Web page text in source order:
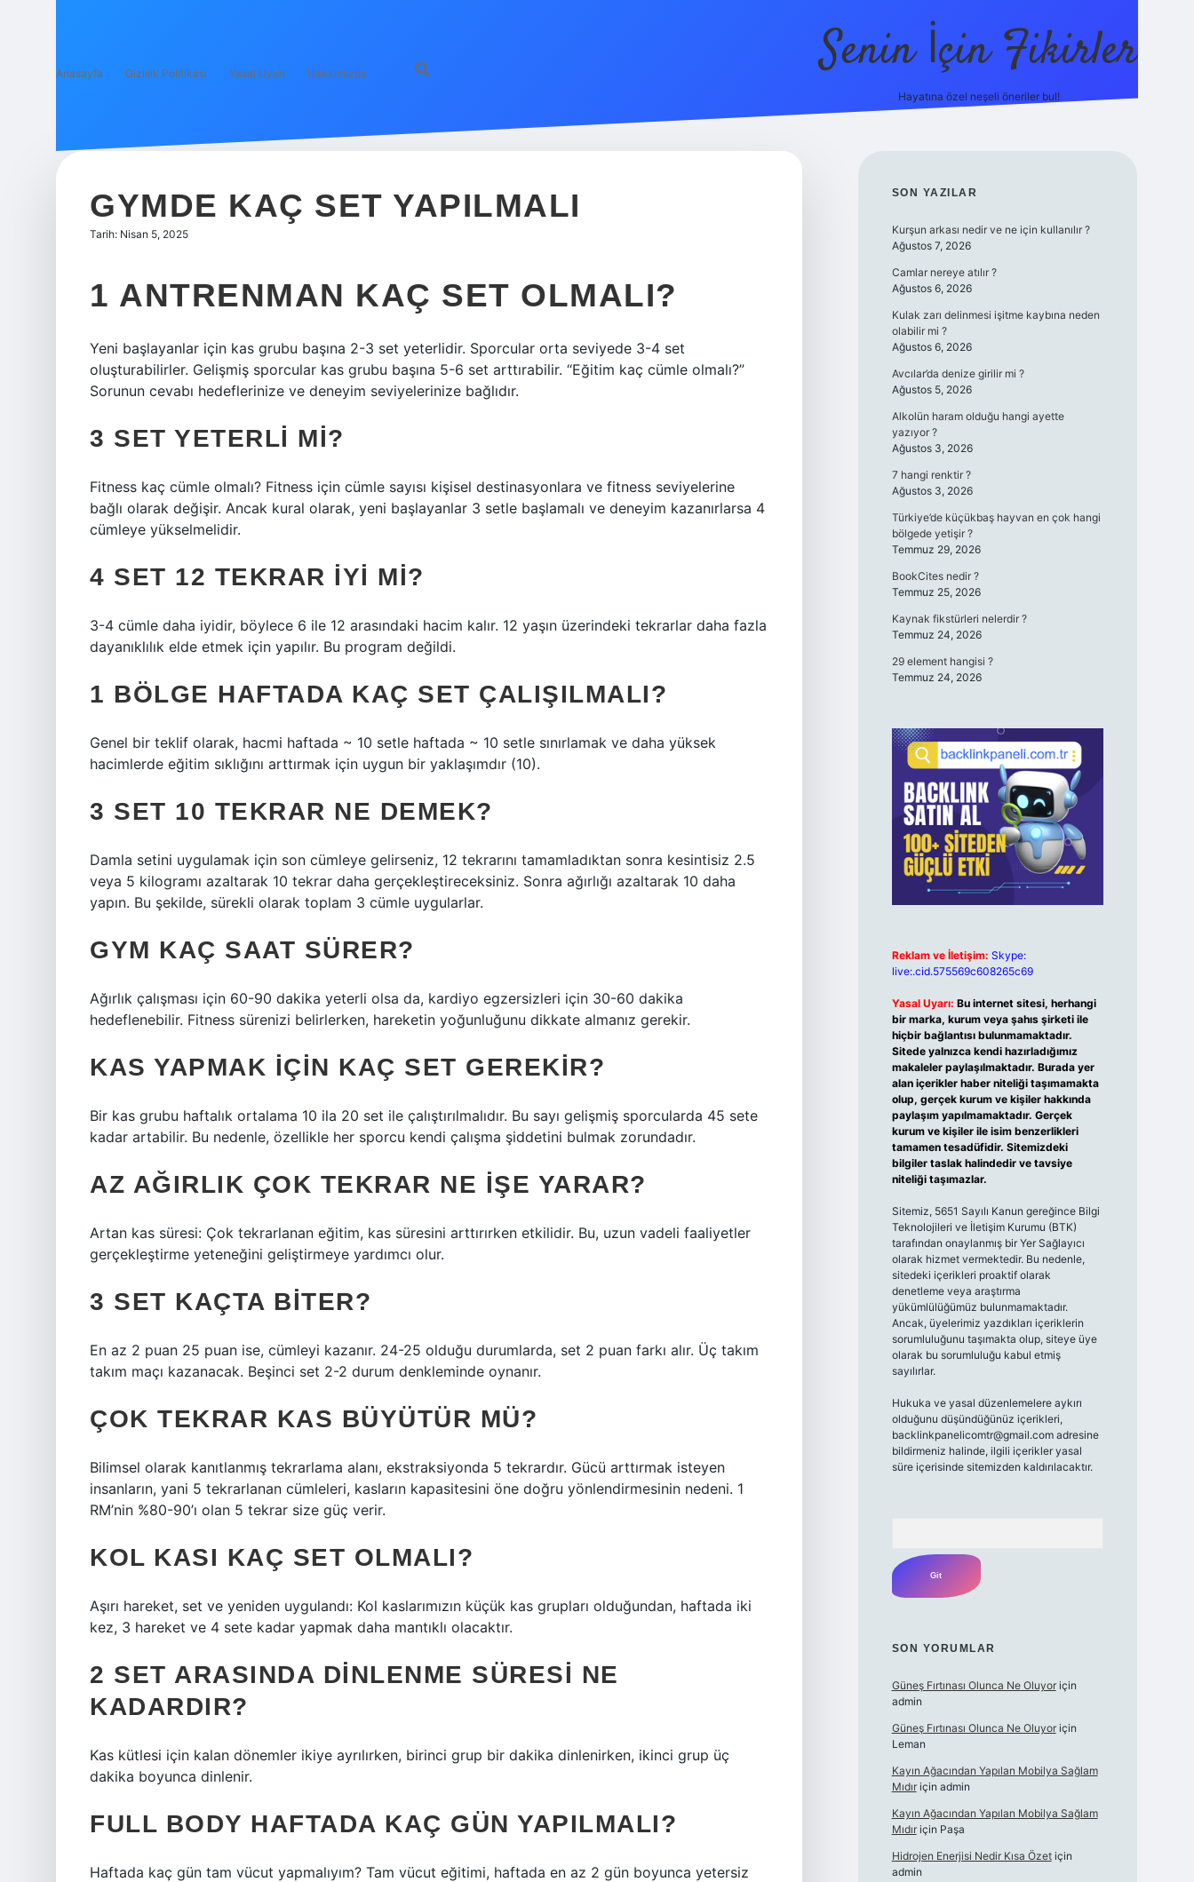
Anasayfa Gizlilik Politikası Yasal Uyarı Hakkımızda Senin İçin Fikirler
Hayatına özel neşeli öneriler bul!
GYMDE KAÇ SET YAPILMALI
Tarih: Nisan 5, 2025
1 ANTRENMAN KAÇ SET OLMALI?
Yeni başlayanlar için kas grubu başına 2-3 set yeterlidir. Sporcular orta seviyede 3-4 set
oluşturabilirler. Gelişmiş sporcular kas grubu başına 5-6 set arttırabilir. “Eğitim kaç cümle olmalı?”
Sorunun cevabı hedeflerinize ve deneyim seviyelerinize bağlıdır.
3 SET YETERLI MI?
Fitness kaç cümle olmalı? Fitness için cümle sayısı kişisel destinasyonlara ve fitness seviyelerine
bağlı olarak değişir. Ancak kural olarak, yeni başlayanlar 3 setle başlamalı ve deneyim kazanırlarsa 4
cümleye yükselmelidir.
4 SET 12 TEKRAR IYI MI?
3-4 cümle daha iyidir, böylece 6 ile 12 arasındaki hacim kalır. 12 yaşın üzerindeki tekrarlar daha fazla
dayanıklılık elde etmek için yapılır. Bu program değildi.
1 BÖLGE HAFTADA KAÇ SET ÇALIŞILMALI?
Genel bir teklif olarak, hacmi haftada ~ 10 setle haftada ~ 10 setle sınırlamak ve daha yüksek
hacimlerde eğitim sıklığını arttırmak için uygun bir yaklaşımdır (10).
3 SET 10 TEKRAR NE DEMEK?
Damla setini uygulamak için son cümleye gelirseniz, 12 tekrarını tamamladıktan sonra kesintisiz 2.5
veya 5 kilogramı azaltarak 10 tekrar daha gerçekleştireceksiniz. Sonra ağırlığı azaltarak 10 daha
yapın. Bu şekilde, sürekli olarak toplam 3 cümle uygularlar.
GYM KAÇ SAAT SÜRER?
Ağırlık çalışması için 60-90 dakika yeterli olsa da, kardiyo egzersizleri için 30-60 dakika
hedeflenebilir. Fitness sürenizi belirlerken, hareketin yoğunluğunu dikkate almanız gerekir.
KAS YAPMAK IÇIN KAÇ SET GEREKIR?
Bir kas grubu haftalık ortalama 10 ila 20 set ile çalıştırılmalıdır. Bu sayı gelişmiş sporcularda 45 sete
kadar artabilir. Bu nedenle, özellikle her sporcu kendi çalışma şiddetini bulmak zorundadır.
AZ AĞIRLIK ÇOK TEKRAR NE IŞE YARAR?
Artan kas süresi: Çok tekrarlanan eğitim, kas süresini arttırırken etkilidir. Bu, uzun vadeli faaliyetler
gerçekleştirme yeteneğini geliştirmeye yardımcı olur.
3 SET KAÇTA BITER?
En az 2 puan 25 puan ise, cümleyi kazanır. 24-25 olduğu durumlarda, set 2 puan farkı alır. Üç takım
takım maçı kazanacak. Beşinci set 2-2 durum denkleminde oynanır.
ÇOK TEKRAR KAS BÜYÜTÜR MÜ?
Bilimsel olarak kanıtlanmış tekrarlama alanı, ekstraksiyonda 5 tekrardır. Gücü arttırmak isteyen
insanların, yani 5 tekrarlanan cümleleri, kasların kapasitesini öne doğru yönlendirmesinin nedeni. 1
RM’nin %80-90’ı olan 5 tekrar size güç verir.
KOL KASI KAÇ SET OLMALI?
Aşırı hareket, set ve yeniden uygulandı: Kol kaslarımızın küçük kas grupları olduğundan, haftada iki
kez, 3 hareket ve 4 sete kadar yapmak daha mantıklı olacaktır.
2 SET ARASINDA DINLENME SÜRESI NE
KADARDIR?
Kas kütlesi için kalan dönemler ikiye ayrılırken, birinci grup bir dakika dinlenirken, ikinci grup üç
dakika boyunca dinlenir.
FULL BODY HAFTADA KAÇ GÜN YAPILMALI?
Haftada kaç gün tam vücut yapmalıyım? Tam vücut eğitimi, haftada en az 2 gün boyunca yetersiz
SIDEBAR
SON YAZILAR
Kurşun arkası nedir ve ne için kullanılır ?
Ağustos 7, 2026
Camlar nereye atılır ?
Ağustos 6, 2026
Kulak zarı delinmesi işitme kaybına neden
olabilir mi ?
Ağustos 6, 2026
Avcılar’da denize girilir mi ?
Ağustos 5, 2026
Alkolün haram olduğu hangi ayette
yazıyor ?
Ağustos 3, 2026
7 hangi renktir ?
Ağustos 3, 2026
Türkiye’de küçükbaş hayvan en çok hangi
bölgede yetişir ?
Temmuz 29, 2026
BookCites nedir ?
Temmuz 25, 2026
Kaynak fikstürleri nelerdir ?
Temmuz 24, 2026
29 element hangisi ?
Temmuz 24, 2026
Reklam ve İletişim: Skype:
live:.cid.575569c608265c69
Yasal Uyarı: Bu internet sitesi, herhangi
bir marka, kurum veya şahıs şirketi ile
hiçbir bağlantısı bulunmamaktadır.
Sitede yalnızca kendi hazırladığımız
makaleler paylaşılmaktadır. Burada yer
alan içerikler haber niteliği taşımamakta
olup, gerçek kurum ve kişiler hakkında
paylaşım yapılmamaktadır. Gerçek
kurum ve kişiler ile isim benzerlikleri
tamamen tesadüfidir. Sitemizdeki
bilgiler taslak halindedir ve tavsiye
niteliği taşımazlar.
Sitemiz, 5651 Sayılı Kanun gereğince Bilgi
Teknolojileri ve İletişim Kurumu (BTK)
tarafından onaylanmış bir Yer Sağlayıcı
olarak hizmet vermektedir. Bu nedenle,
sitedeki içerikleri proaktif olarak
denetleme veya araştırma
yükümlülüğümüz bulunmamaktadır.
Ancak, üyelerimiz yazdıkları içeriklerin
sorumluluğunu taşımakta olup, siteye üye
olarak bu sorumluluğu kabul etmiş
sayılırlar.
Hukuka ve yasal düzenlemelere aykırı
olduğunu düşündüğünüz içerikleri,
backlinkpanelicomtr@gmail.comadresine
bildirmeniz halinde, ilgili içerikler yasal
süre içerisinde sitemizden kaldırılacaktır.
SON YORUMLAR
Güneş Fırtınası Olunca Ne Oluyoriçin
admin
Güneş Fırtınası Olunca Ne Oluyoriçin
Leman
Kayın Ağacından Yapılan Mobilya Sağlam
Mıdıriçin admin
Kayın Ağacından Yapılan Mobilya Sağlam
Mıdıriçin Paşa
Hidrojen Enerjisi Nedir Kısa Özetiçin
admin